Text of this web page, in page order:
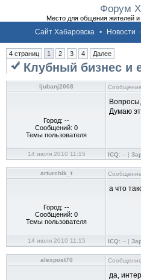
Форум
Место для общения жителей и
Сайт Хабаровска • Новости
4 страниц 1 2 3 4 Далее
Клубный бизнес и
ljubanj2008 Сообщение
Город: --
Сообщений: 0
Темы пользователя
Думаю
14 июля 2010 11:15 ICQ: -- |
arturchik_t Сообщение
Город: --
Сообщений: 0
Темы пользователя
а что
14 июля 2010 11:15 ICQ: -- |
alexpost70 Сообщение
да,